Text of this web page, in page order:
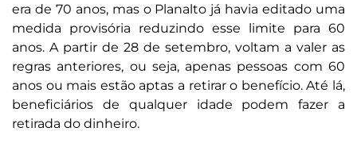
era de 70 anos, mas o Planalto já havia editado uma
medida provisória reduzindo esse limite para 60
anos. A partir de 28 de setembro, voltam a valer as
regras anteriores, ou seja, apenas pessoas com 60
anos ou mais estão aptas a retirar o benefício. Até lá,
beneficiários de qualquer idade podem fazer a
retirada do dinheiro.